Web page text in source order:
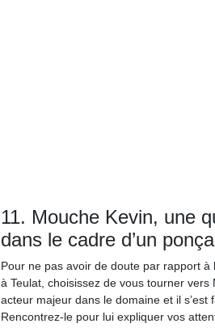
11. Mouche Kevin, une
dans le cadre d’un
Pour ne pas avoir de doute par rapport
à Teulat, choisissez de vous tourner
acteur majeur dans le domaine et il
Rencontrez-le pour lui expliquer vos